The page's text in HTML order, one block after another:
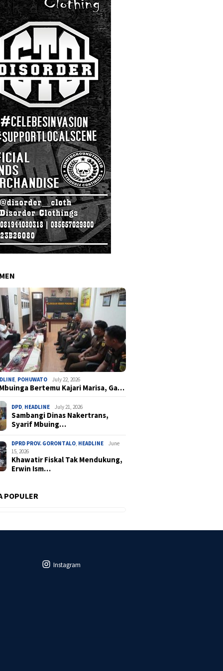
, POHUWATO July 22, 2026
Bertemu Kajari Marisa, Ga…
DPD, HEADLINE July 21, 2026
Sambangi Dinas Nakertrans,
Syarif Mbuing…
DPRD PROV. GORONTALO, HEADLINE
June
15, 2026
Khawatir Fiskal Tak Mendukung,
Erwin Ism…
POPULER
Instagram